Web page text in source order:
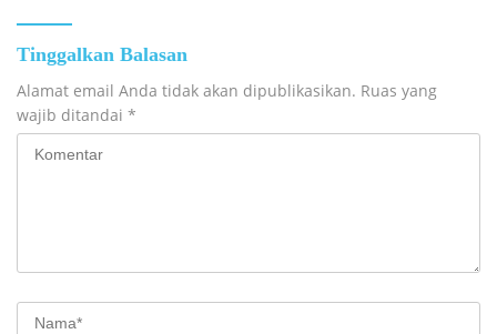
Tinggalkan Balasan
Alamat email Anda tidak akan dipublikasikan. Ruas yang
wajib ditandai *